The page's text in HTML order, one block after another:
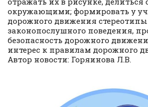
окружающими; формировать у
дорожного движения стереотипы
законопослушного поведения,
безопасность дорожного
интерес к правилам дорожного
Автор новости: Горяинова Л.В.